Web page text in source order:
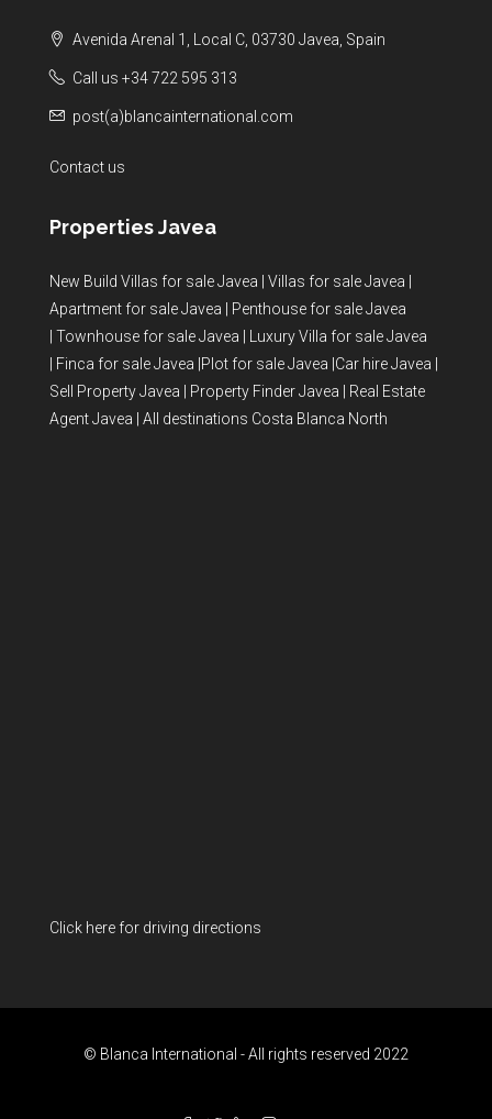
Avenida Arenal 1, Local C, 03730 Javea, Spain
Call us +34 722 595 313
post(a)blancainternational.com
Contact us
Properties Javea
New Build Villas for sale Javea Villas for sale Javea
Apartment for sale Javea
Penthouse for sale Javea
Townhouse for sale Javea
Luxury Villa for sale Javea
Finca for sale Javea Plot for sale Javea Car hire Javea
Sell Property Javea
Property Finder Javea
Real Estate
Agent Javea
All destinations Costa Blanca North
Click here for driving directions
© Blanca International - All rights reserved 2022